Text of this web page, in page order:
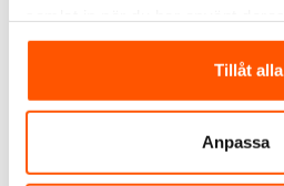
Tillåt alla
Anpassa